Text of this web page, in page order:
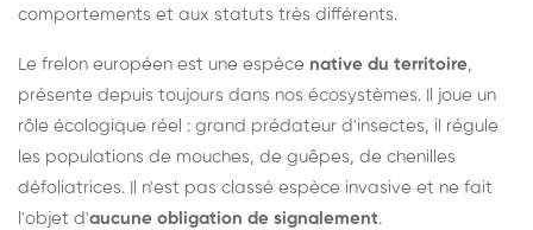
comportements et aux statuts très différents.
Le frelon européen est une espèce native du territoire,
présente depuis toujours dans nos écosystèmes. Il joue un
rôle écologique réel : grand prédateur d'insectes, il régule
les populations de mouches, de guêpes, de chenilles
défoliatrices. Il n'est pas classé espèce invasive et ne fait
l'objet d'aucune obligation de signalement.